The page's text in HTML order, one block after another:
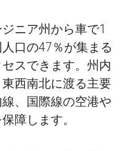
ニア州から車で1
口の47％が集まる
スできます。州内
西南北に渡る主要
、国際線の空港や
障します。